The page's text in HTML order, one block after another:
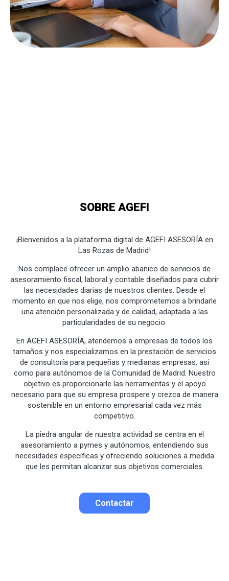
SOBRE AGEFI
¡Bienvenidos a la plataforma digital de AGEFI ASESORÍA en
Las Rozas de Madrid!
Nos complace ofrecer un amplio abanico de servicios de
asesoramiento fiscal, laboral y contable diseñados para cubrir
las necesidades diarias de nuestros clientes. Desde el
momento en que nos elige, nos comprometemos a brindarle
una atención personalizada y de calidad, adaptada a las
particularidades de su negocio.
En AGEFI ASESORÍA, atendemos a empresas de todos los
tamaños y nos especializamos en la prestación de servicios
de consultoría para pequeñas y medianas empresas, así
como para autónomos de la Comunidad de Madrid. Nuestro
objetivo es proporcionarle las herramientas y el apoyo
necesario para que su empresa prospere y crezca de manera
sostenible en un entorno empresarial cada vez más
competitivo.
La piedra angular de nuestra actividad se centra en el
asesoramiento a pymes y autónomos, entendiendo sus
necesidades específicas y ofreciendo soluciones a medida
que les permitan alcanzar sus objetivos comerciales.
Contactar